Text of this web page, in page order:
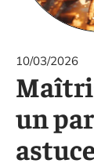
10/03/2026
un